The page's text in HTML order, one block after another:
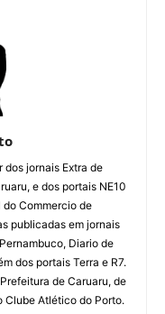
dos jornais Extra de
e dos portais NE10
do Commercio de
publicadas em jornais
Diario de
dos portais Terra e R7.
de Caruaru, de
Clube Atlético do Porto.